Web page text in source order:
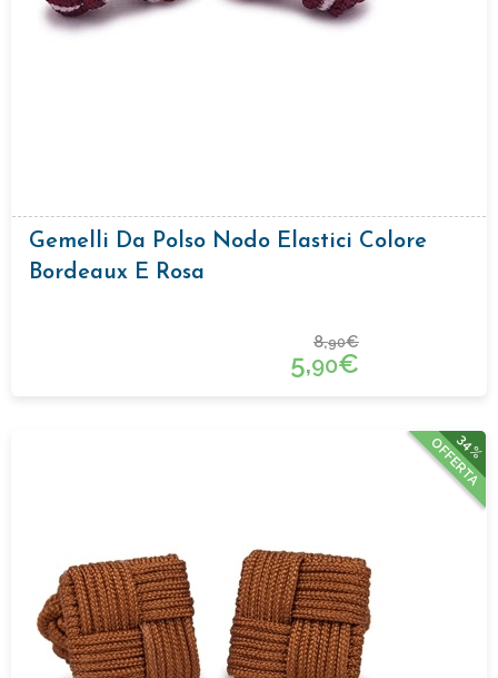
Gemelli Da Polso Nodo Elastici Colore
Bordeaux E Rosa
8,90€
5,90€
34%
OFFERTA